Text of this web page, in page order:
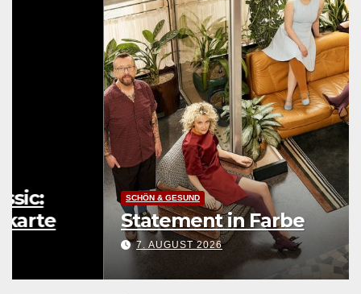
UNTERWEGS
Festival Young Euro Classic:
Eine musikalische Weltkarte
7. AUGUST 2026